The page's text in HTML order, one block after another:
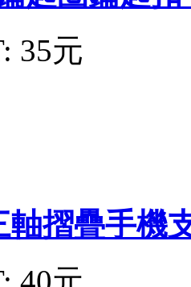
35元
軸摺疊手機